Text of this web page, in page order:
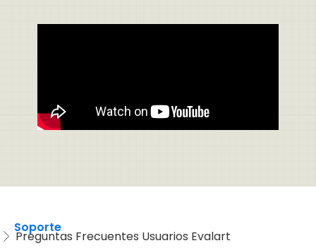
Soporte
Preguntas Frecuentes Usuarios Evalart